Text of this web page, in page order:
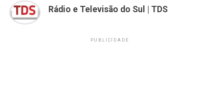
Rádio e Televisão do Sul | TDS
PUBLICIDADE